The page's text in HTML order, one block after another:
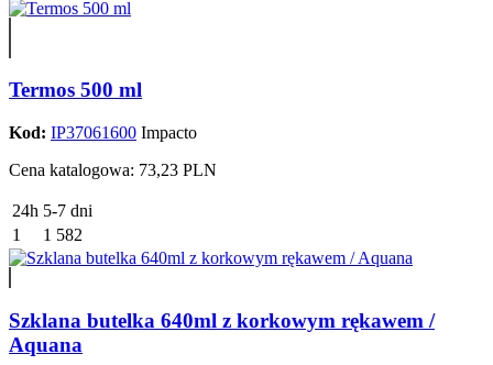
Termos 500 ml
Kod: IP37061600 Impacto
Cena katalogowa: 73,23 PLN
24h 5-7 dni
1
1 582
Szklana butelka 640ml z korkowym rękawem /
Aquana